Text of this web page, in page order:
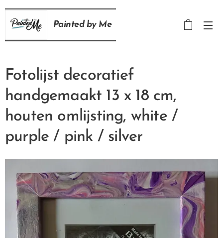
Painted byMe
Fotolijst decoratief
handgemaakt 13 x 18 cm,
houten omlijsting, white /
purple / pink / silver